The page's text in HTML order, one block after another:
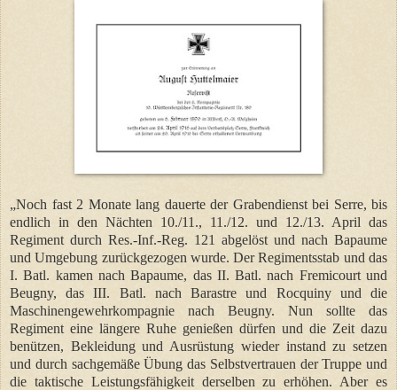
„Noch fast 2 Monate lang dauerte der Grabendienst bei Serre, bis
endlich in den Nächten 10./11., 11./12. und 12./13. April das
Regiment durch Res.-Inf.-Reg. 121 abgelöst und nach Bapaume
und Umgebung zurückgezogen wurde. Der Regimentsstab und das
I. Batl. kamen nach Bapaume, das II. Batl. nach Fremicourt und
Beugny, das III. Batl. nach Barastre und Rocquiny und die
Maschinengewehrkompagnie nach Beugny. Nun sollte das
Regiment eine längere Ruhe genießen dürfen und die Zeit dazu
benützen, Bekleidung und Ausrüstung wieder instand zu setzen
und durch sachgemäße Übung das Selbstvertrauen der Truppe und
die taktische Leistungsfähigkeit derselben zu erhöhen. Aber es